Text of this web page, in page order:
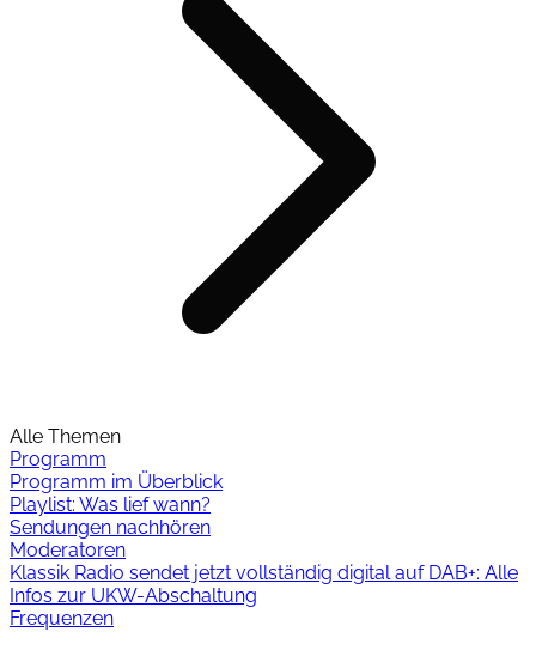
Alle Themen
Programm
Programm im Überblick
Playlist: Was lief wann?
Sendungen nachhören
Moderatoren
Klassik Radio sendet jetzt vollständig digital auf DAB+: Alle
Infos zur UKW-Abschaltung
Frequenzen